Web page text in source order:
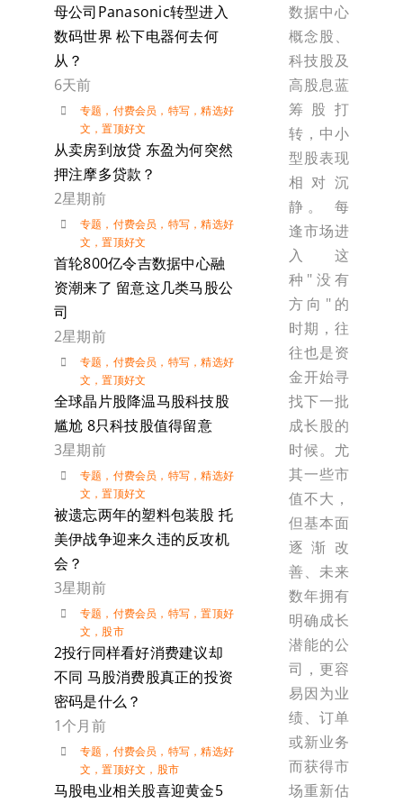
母公司Panasonic转型进入
数码世界 松下电器何去何
从？
6天前
专题 ， 付费会员 ， 特写 ，精选好
文 ，置顶好文
从卖房到放贷 东盈为何突然
押注摩多贷款？
2星期前
专题 ， 付费会员 ， 特写 ，精选好
文 ，置顶好文
首轮800亿令吉数据中心融
资潮来了 留意这几类马股公
司
2星期前
专题 ， 付费会员 ， 特写 ，精选好
文 ，置顶好文
全球晶片股降温马股科技股
尴尬 8只科技股值得留意
3星期前
专题 ， 付费会员 ， 特写 ，精选好
文 ，置顶好文
被遗忘两年的塑料包装股 托
美伊战争迎来久违的反攻机
会？
3星期前
专题 ， 付费会员 ， 特写 ，置顶好
文 ， 股市
2投行同样看好消费建议却
不同 马股消费股真正的投资
密码是什么？
1个月前
专题 ， 付费会员 ， 特写 ，精选好
文 ，置顶好文 ， 股市
马股电业相关股喜迎黄金5
数据中心
概念股、
科技股及
高股息蓝
筹股打
转，中小
型股表现
相对沉
静。 每
逢市场进
入这
种"没有
方向"的
时期，往
往也是资
金开始寻
找下一批
成长股的
时候。尤
其一些市
值不大，
但基本面
逐渐改
善、未来
数年拥有
明确成长
潜能的公
司，更容
易因为业
绩、订单
或新业务
而获得市
场重新估